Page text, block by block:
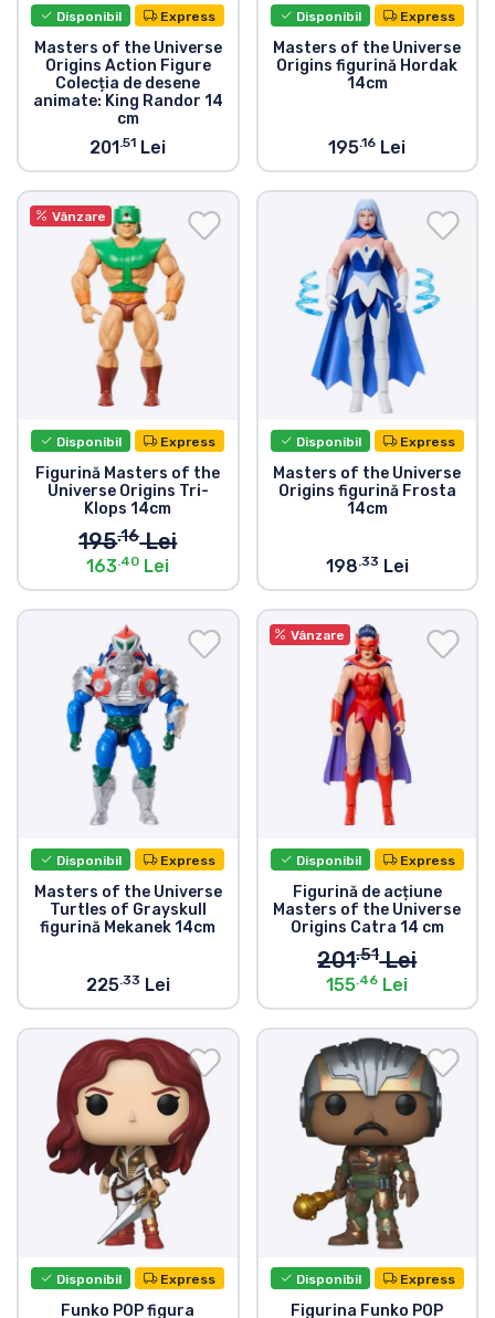
Disponibil Express
Masters of the Universe
Origins Action Figure
Colecția de desene
animate: King Randor 14
cm
201 .51 Lei
Disponibil Express
Masters of the Universe
Origins figurină Hordak
14cm
195.16 Lei
Vânzare
Disponibil Express
Figurină Masters of the
Universe Origins Tri-
Klops 14cm
195.16Lei
163.40 Lei
Disponibil Express
Masters of the Universe
Origins figurină Frosta
14cm
198.33 Lei
Disponibil Express
Masters of the Universe
Turtles of Grayskull
figurină Mekanek 14cm
225.33 Lei
Vânzare
Disponibil Express
Figurină de acțiune
Masters of the Universe
Origins Catra 14 cm
201.51Lei
155.46 Lei
Disponibil Express
Funko POP figura
Disponibil Express
Figurina Funko POP